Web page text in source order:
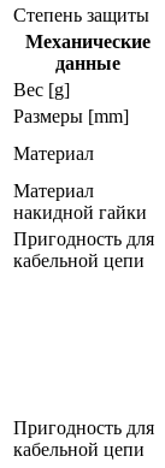
Степень защиты
Механические
данные
Вес [g]
Размеры [mm]
Материал
Материал
накидной гайки
Пригодность для
кабельной цепи
Пригодность для
кабельной цепи